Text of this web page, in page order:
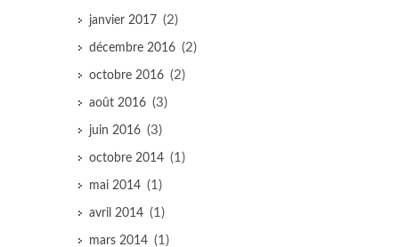
janvier 2017 (2)
décembre 2016 (2)
octobre 2016 (2)
août 2016 (3)
juin 2016 (3)
octobre 2014 (1)
mai 2014 (1)
avril 2014 (1)
mars 2014 (1)